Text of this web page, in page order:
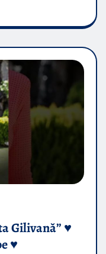
Gilivană” ♥️
♥️